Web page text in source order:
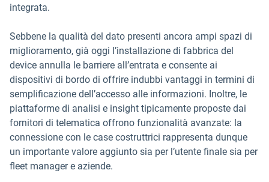
integrata.
Sebbene la qualità del dato presenti ancora ampi spazi di
miglioramento, già oggi l’installazione di fabbrica del
device annulla le barriere all’entrata e consente ai
dispositivi di bordo di offrire indubbi vantaggi in termini di
semplificazione dell’accesso alle informazioni. Inoltre, le
piattaforme di analisi e insight tipicamente proposte dai
fornitori di telematica offrono funzionalità avanzate: la
connessione con le case costruttrici rappresenta dunque
un importante valore aggiunto sia per l’utente finale sia per
fleet manager e aziende.